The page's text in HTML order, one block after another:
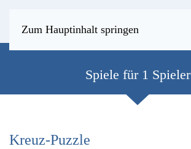
Zum Hauptinhalt springen
Spiele für 1 Spieler
Kreuz-Puzzle